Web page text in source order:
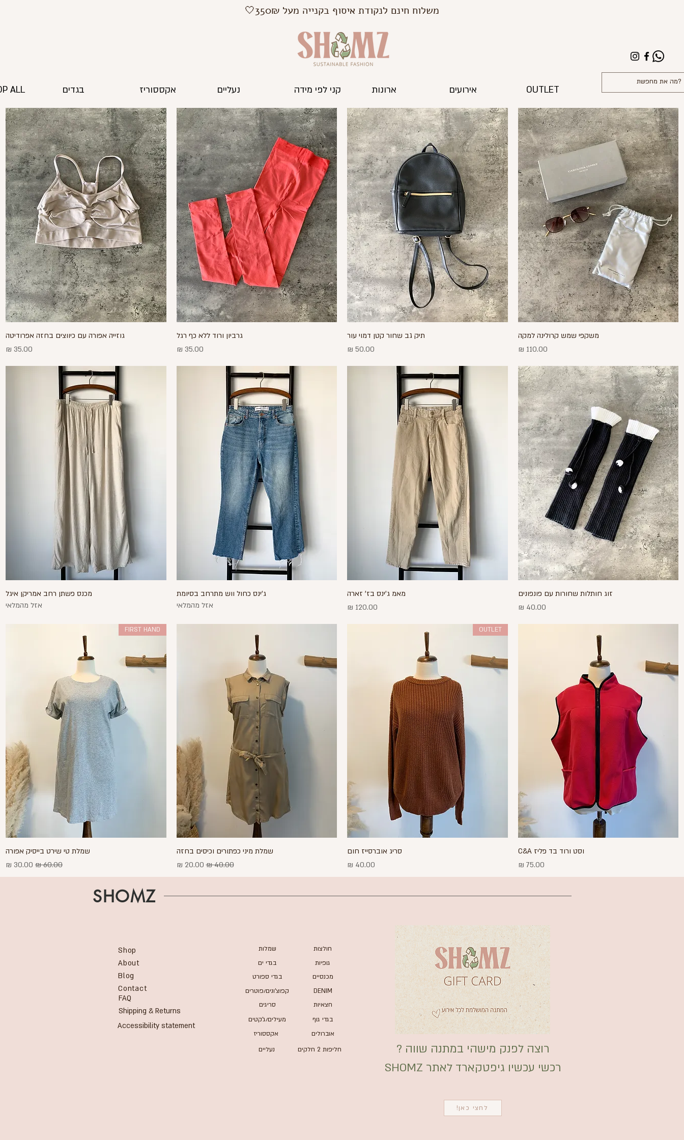
משלוח חינם לנקודת איסוף בקנייה מעל 350₪🤍
ALL בגדים אקססוריז נעליים קני לפי מידה ארונות אירועים OUTLET
תצוגה מהירה
משקפי שמש קרולינה למקה
מחיר
תצוגה מהירהתיק גב שחור קטן דמוי עור
מחיר
תצוגה מהירהגרביון ורוד ללא כף רגל
מחיר
תצוגה מהירה
גוזייה אפורה עם כיווצים בחזה אפרודיטה
מחיר
תצוגה מהירה
זוג חותלות שחורות עם פונפונים
מחיר
מאמ ג'ינס בז' זארה
מחיר
תצוגה מהירה
ג'ינס כחול ווש מתרחב בסיומת
אזל מהמלאי
תצוגה מהירה
מכנס פשתן רחב אמריקן איגל
אזל מהמלאי
תצוגה מהירהוסט ורוד בד פליז C&A
מחיר
OUTLET
סריג אוברסייז חום
מחיר
תצוגה מהירה
שמלת מיני כפתורים וכיסים בחזה
מחיר רגיל‏40.00 ‏₪ מחיר מבצע
תצוגה מהירה
FIRST HAND
שמלת טי שירט בייסיק אפורה
מחיר רגיל מחיר מבצע
SHOMZ
Shop
About
Blog
Contact
Shipping & Returns
FAQ
Accessibility statement
חולצות
גופיות
מכנסיים
DENIM
חצאיות
בגדי גוף
שמלות
בגדי ים
בגדי ספורט
קפוצ'ונים/פוטרים
סריגים
מעילים/ג'קטים
אוברולים
חליפות 2 חלקים
אקססוריז
נעליים
רוצה לפנק מישהי במתנה שווה ?
רכשי עכשיו גיפטקארד לאתר SHOMZ
לחצי כאן!